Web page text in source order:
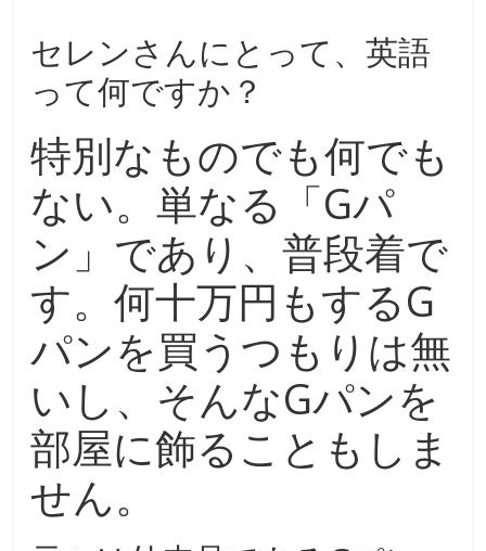
セレンさんにとって、英語
って何ですか？
特別なものでも何でも
ない。単なる「Gパ
ン」であり、普段着で
す。何十万円もするG
パンを買うつもりは無
いし、そんなGパンを
部屋に飾ることもしま
せん。